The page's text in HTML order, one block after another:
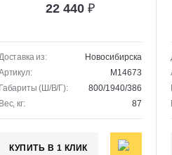
22 440 ₽
из:
Новосибирска
M14673
Габариты (Ш/В/Г):
800/1940/386
Вес, кг:
87
КУПИТЬ В 1 КЛИК